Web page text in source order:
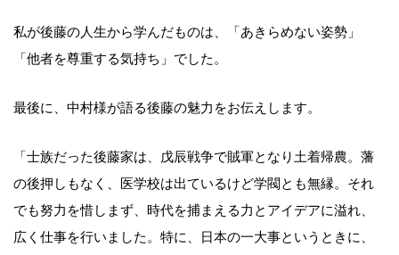
私が後藤の人生から学んだものは、「あきらめない姿勢」
「他者を尊重する気持ち」でした。
最後に、中村様が語る後藤の魅力をお伝えします。
「士族だった後藤家は、戊辰戦争で賊軍となり土着帰農。藩
の後押しもなく、医学校は出ているけど学閥とも無縁。それ
でも努力を惜しまず、時代を捕まえる力とアイデアに溢れ、
広く仕事を行いました。特に、日本の一大事というときに、